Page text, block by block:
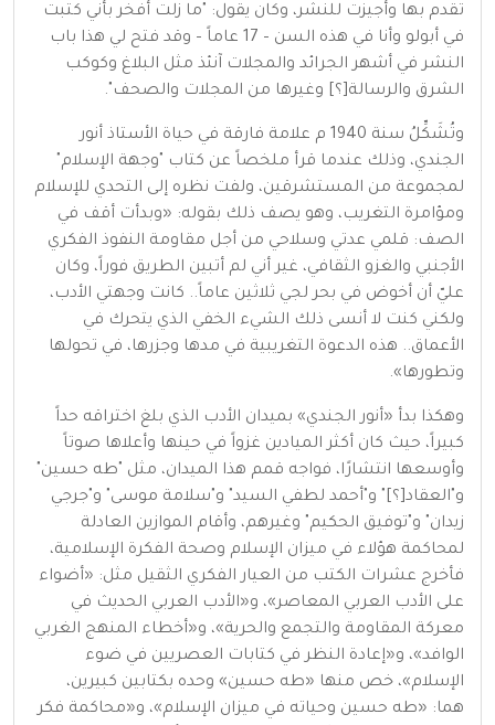
تقدم بها وأجيزت للنشر، وكان يقول: "ما زلت أفخر بأني كتبت
في أبولو وأنا في هذه السن – 17 عاماً – وقد فتح لي هذا باب
النشر في أشهر الجرائد والمجلات آنئذ مثل البلاغ وكوكب
الشرق والرسالة[؟] وغيرها من المجلات والصحف".
وتُشَكِّلُ سنة 1940 م علامة فارقة في حياة الأستاذ أنور
الجندي، وذلك عندما قرأ ملخصاً عن كتاب "وجهة الإسلام"
لمجموعة من المستشرقين، ولفت نظره إلى التحدي للإسلام
ومؤامرة التغريب، وهو يصف ذلك بقوله: «وبدأت أقف في
الصف: قلمي عدتي وسلاحي من أجل مقاومة النفوذ الفكري
الأجنبي والغزو الثقافي، غير أني لم أتبين الطريق فوراً، وكان
عليّ أن أخوض في بحر لجي ثلاثين عاماً.. كانت وجهتي الأدب،
ولكني كنت لا أنسى ذلك الشيء الخفي الذي يتحرك في
الأعماق.. هذه الدعوة التغريبية في مدها وجزرها، في تحولها
وتطورها».
وهكذا بدأ «أنور الجندي» بميدان الأدب الذي بلغ اختراقه حداً
كبيراً، حيث كان أكثر الميادين غزواً في حينها وأعلاها صوتاً
وأوسعها انتشارًا، فواجه قمم هذا الميدان، مثل "طه حسين"
و"العقاد[؟]" و"أحمد لطفي السيد" و"سلامة موسى" و"جرجي
زيدان" و"توفيق الحكيم" وغيرهم، وأقام الموازين العادلة
لمحاكمة هؤلاء في ميزان الإسلام وصحة الفكرة الإسلامية،
فأخرج عشرات الكتب من العيار الفكري الثقيل مثل: «أضواء
على الأدب العربي المعاصر»، و«الأدب العربي الحديث في
معركة المقاومة والتجمع والحرية»، و«أخطاء المنهج الغربي
الوافد»، و«إعادة النظر في كتابات العصريين في ضوء
الإسلام»، خص منها «طه حسين» وحده بكتابين كبيرين،
هما: «طه حسين وحياته في ميزان الإسلام»، و«محاكمة فكر